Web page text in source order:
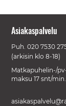
Asiakaspalvelu
Puh. 020 7530
(arkisin klo 8-18)
Matkapuhelin-/
maksu 17 snt/min.